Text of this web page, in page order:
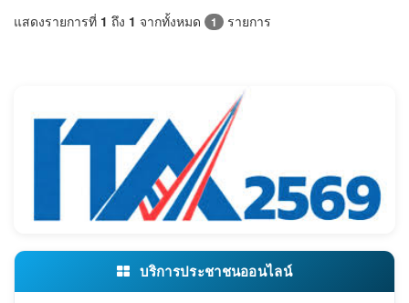
แสดงรายการที่ 1 ถึง 1 จากทั้งหมด 1 รายการ
บริการประชาชนออนไลน์